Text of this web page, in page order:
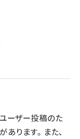
ーザー投稿のた
ります。 また、